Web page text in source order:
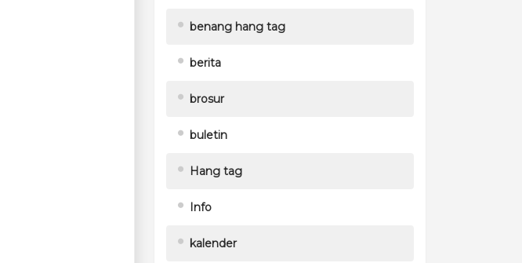
benang hang tag
berita
brosur
buletin
Hang tag
Info
kalender